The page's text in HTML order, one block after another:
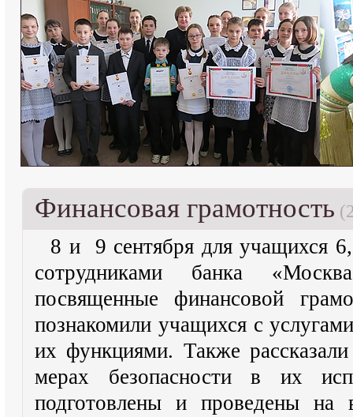
Финансовая грамотность
8 и 9 сентября для учащихся
сотрудниками банка
посвященные финансовой
познакомили учащихся с
их функциями. Также
мерах безопасности в их
подготовлены и проведены на